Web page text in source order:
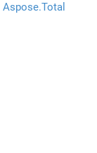
Aspose.Total